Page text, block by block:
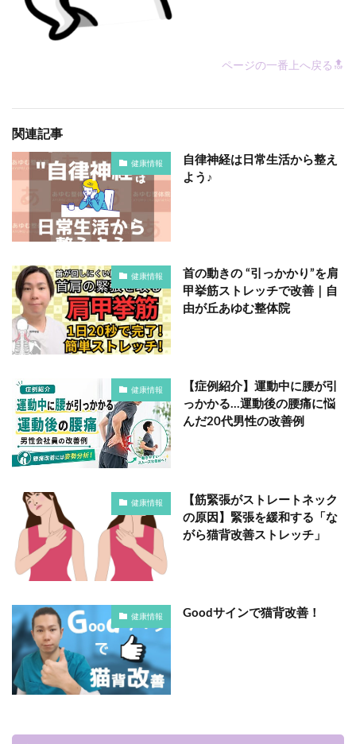
ページの一番上へ戻る🔝
関連記事
健康情報
自律神経は日常生活から整え
よう♪
健康情報
首の動きの “引っかかり”を肩
甲挙筋ストレッチで改善｜自
由が丘あゆむ整体院
健康情報
【症例紹介】運動中に腰が引
っかかる…運動後の腰痛に悩
んだ20代男性の改善例
健康情報
【筋緊張がストレートネック
の原因】緊張を緩和する「な
がら猫背改善ストレッチ」
健康情報 Goodサインで猫背改善！